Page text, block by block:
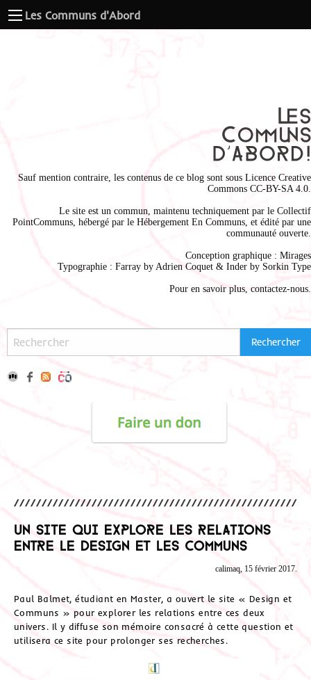
Les Communs d'Abord
Sauf mention contraire, les contenus de ce blog sont sous Licence Creative
Commons CC-BY-SA 4.0
Le site est un commun, maintenu techniquement par le Collectif
PointCommuns , hébergé par le Hébergement En Communs , et édité par une
communauté ouverte.
Conception graphique : Mirages
Typographie : Farray by Adrien Coquet & Inder by Sorkin Type
Pour en savoir plus, contactez-nous
Un site qui explore les relations
entre le design et les Communs
calimaq, 15 février 2017.
Paul Balmet, étudiant en Master, a ouvert le site « Design et
Communs » pour explorer les relations entre ces deux
univers. Il y diffuse son mémoire consacré à cette question et
utilisera ce site pour prolonger ses recherches.